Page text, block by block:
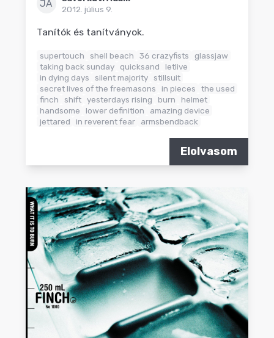
JÁ
2012. július 9.
Tanítók és tanítványok.
supertouch shell beach 36 crazyfists
glassjaw
taking back sunday
quicksand
letlive
in dying days
silent majority stillsuit
secret lives of the freemasons
in pieces
the used
finch
shift yesterdays rising burn
helmet
handsome
lower definition
amazing device
jettared
in reverent fear armsbendback
Elolvasom